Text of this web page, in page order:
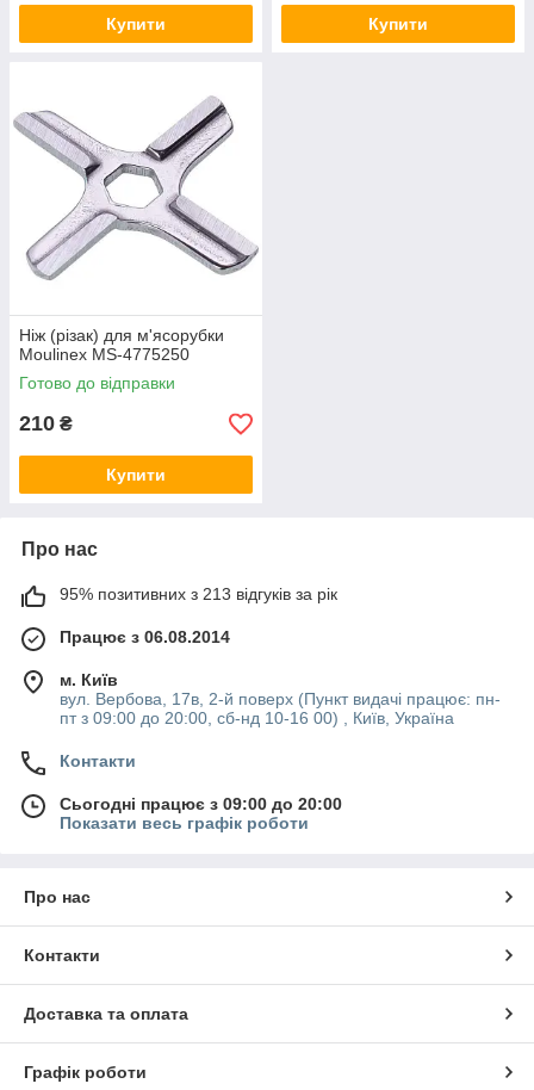
Купити Купити
Ніж (різак) для м'ясорубки
Moulinex MS-4775250
Готово до відправки
210 ₴
Купити
Про нас
95% позитивних з 213 відгуків за рік
Працює з 06.08.2014
м. Київ
вул. Вербова, 17в, 2-й поверх (Пункт видачі працює: пн-
пт з 09:00 до 20:00, сб-нд 10-16 00) , Київ, Україна
Контакти
Сьогодні працює з 09:00 до 20:00
Показати весь графік роботи
Про нас
Контакти
Доставка та оплата
Графік роботи